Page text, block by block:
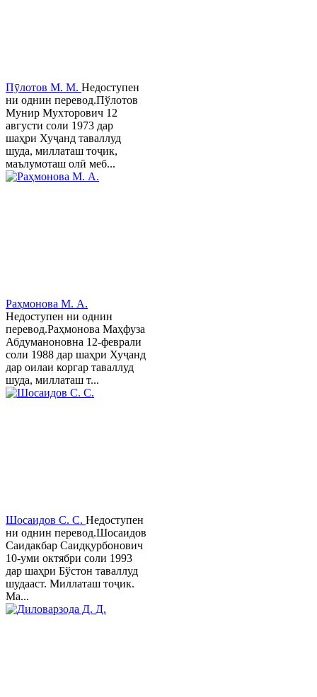
Пӯлотов М. М. Недоступен
ни однин перевод.Пўлотов
Мунир Мухторович 12
августи соли 1973 дар
шаҳри Хуҷанд таваллуд
шуда, миллаташ тоҷик,
маълумоташ олӣ меб...
Раҳмонова М. А.
Недоступен ни однин
перевод.Раҳмонова Маҳфуза
Абдуманоновна 12-феврали
соли 1988 дар шаҳри Хуҷанд
дар оилаи коргар таваллуд
шуда, миллаташ т...
Шосаидов С. С. Недоступен
ни однин перевод.Шосаидов
Саидакбар Саидқурбонович
10-уми октябри соли 1993
дар шаҳри Бўстон таваллуд
шудааст. Миллаташ тоҷик.
Ма...